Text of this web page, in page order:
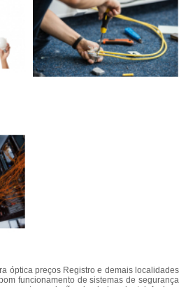
óptica preços Registro e demais localidades
funcionamento de sistemas de segurança